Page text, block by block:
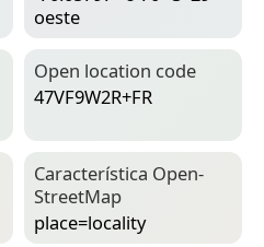
oeste
Open location code
47VF9W2R+FR
Característica Open­
Street­Map
place=­locality